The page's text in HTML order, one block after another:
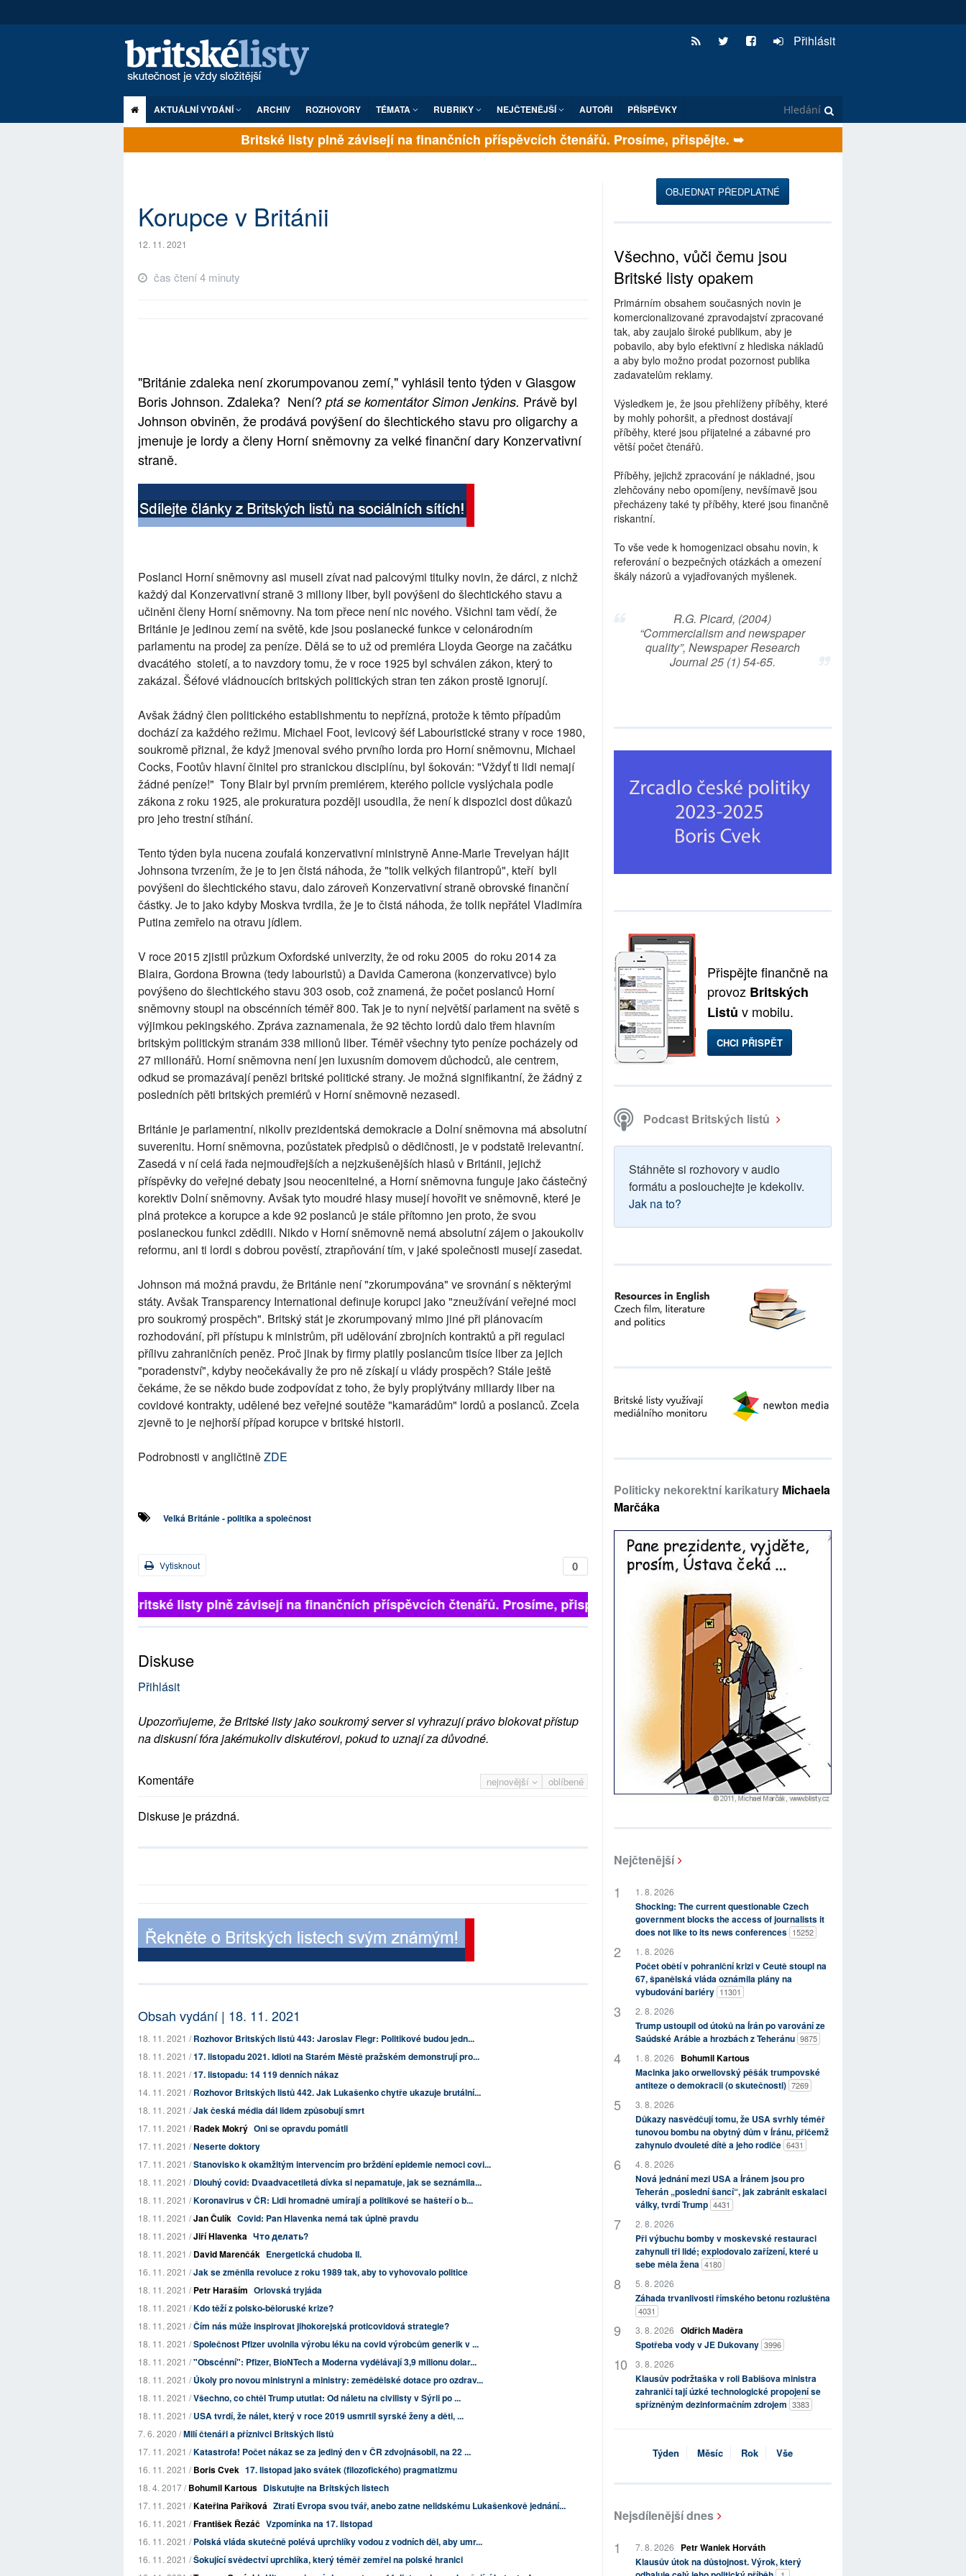
Přihlásit
AKTUÁLNÍ VYDÁNÍ ARCHIV ROZHOVORY TÉMATA RUBRIKY NEJČTENĚJŠÍ AUTOŘI PŘÍSPĚVKY
Britské listy plně závisejí na finančních příspěvcích čtenářů. Prosíme, přispějte. ➥
Korupce v Británii
12. 11. 2021
čas čtení 4 minuty
"Británie zdaleka není zkorumpovanou zemí," vyhlásil tento týden v Glasgow
Boris Johnson. Zdaleka? Není? ptá se komentátor Simon Jenkins. Právě byl
Johnson obviněn, že prodává povýšení do šlechtického stavu pro oligarchy a
jmenuje je lordy a členy Horní sněmovny za velké finanční dary Konzervativní
straně.
Poslanci Horní sněmovny asi museli zívat nad palcovými titulky novin, že dárci, z nichž
každý dal Konzervativní straně 3 miliony liber, byli povýšeni do šlechtického stavu a
učiněni členy Horní sněmovny. Na tom přece není nic nového. Všichni tam vědí, že
Británie je jedinou zemí na světě, kde jsou poslanecké funkce v celonárodním
parlamentu na prodej za peníze. Dělá se to už od premiéra Lloyda George na začátku
dvacátého století, a to navzdory tomu, že v roce 1925 byl schválen zákon, který to
zakázal. Šéfové vládnoucích britských politických stran ten zákon prostě ignorují.
Avšak žádný člen politického establishmentu to nepřízná, protože k těmto případům
dochází za každého režimu. Michael Foot, levicový šéf Labouristické strany v roce 1980,
soukromě přiznal, že když jmenoval svého prvního lorda pro Horní sněmovnu, Michael
Cocks, Footův hlavní činitel pro stranickou disciplínu, byl šokován: "Vždyť ti lidi nemají
žádné peníze!" Tony Blair byl prvním premiérem, kterého policie vyslýchala podle
zákona z roku 1925, ale prokuratura později usoudila, že není k dispozici dost důkazů
pro jeho trestní stíhání.
Tento týden byla nucena zoufalá konzervativní ministryně Anne-Marie Trevelyan hájit
Johnsona tvrzením, že je to jen čistá náhoda, že "tolik velkých filantropů", kteří byli
povýšeni do šlechtického stavu, dalo zároveň Konzervativní straně obrovské finanční
částky. Je to jako kdyby Moskva tvrdila, že je to čistá náhoda, že tolik nepřátel Vladimíra
Putina zemřelo na otravu jídlem.
V roce 2015 zjistil průzkum Oxfordské univerzity, že od roku 2005 do roku 2014 za
Blaira, Gordona Browna (tedy labouristů) a Davida Camerona (konzervativce) bylo
povýšeno do šlechtického stavu 303 osob, což znamená, že počet poslanců Horní
sněmovny stoupl na obscénních téměř 800. Tak je to nyní největší parlament na světě s
výjimkou pekingského. Zpráva zaznamenala, že 92 těchto lordů dalo třem hlavním
britským politickým stranám 338 milionů liber. Téměř všechny tyto peníze pocházely od
27 milionářů. Horní sněmovna není jen luxusním domovem důchodců, ale centrem,
odkud se promazávají penězi britské politické strany. Je možná signifikantní, že žádný z
posledních pěti britských premiérů v Horní sněmovně nezasedl.
Británie je parlamentní, nikoliv prezidentská demokracie a Dolní sněmovna má absolutní
suverenitu. Horní sněmovna, pozůstatek předpisů o dědičnosti, je v podstatě irelevantní.
Zasedá v ní celá řada nejmoudřejších a nejzkušenějších hlasů v Británii, jejichž
příspěvky do veřejné debaty jsou neocenitelné, a Horní sněmovna funguje jako částečný
korektiv Dolní sněmovny. Avšak tyto moudré hlasy musejí hovořit ve sněmovně, které je
plná protekce a korupce a kde 92 poslanců je stále přítomno jen proto, že svou
poslaneckou funkci zdědili. Nikdo v Horní sněmovně nemá absolutní zájem o jakoukoliv
reformu, ani ti lordi s dobrou pověstí, ztrapňování tím, v jaké společnosti musejí zasedat.
Johnson má možná pravdu, že Británie není "zkorumpována" ve srovnání s některými
státy. Avšak Transparency International definuje korupci jako "zneužívání veřejné moci
pro soukromý prospěch". Britský stát je zkorumpovaný mimo jiné při plánovacím
rozhodování, při přístupu k ministrům, při udělování zbrojních kontraktů a při regulaci
přílivu zahraničních peněz. Proč jinak by firmy platily poslancům tisíce liber za jejich
"poradenství", kdyby neočekávaliy že pro ně získají u vlády prospěch? Stále ještě
čekáme, že se někdo bude zodpovídat z toho, že byly proplýtvány miliardy liber na
covidové kontrakty, udělené bez veřejné soutěže "kamarádům" lordů a poslanců. Zcela
zjevně to je nejhorší případ korupce v britské historii.
Podrobnosti v angličtiněZDE
Velká Británie - politika a společnost
0
Vytisknout
Britské listy plně závisejí na finančních příspěvcích čtenářů. Prosíme, přispějte. ➥
Diskuse
Přihlásit
Upozorňujeme, že Britské listy jako soukromý server si vyhrazují právo blokovat přístup
na diskusní fóra jakémukoliv diskutérovi, pokud to uznají za důvodné.
nejnovější oblíbené
Komentáře
Diskuse je prázdná.
Obsah vydání | 18. 11. 2021
18. 11. 2021 /Rozhovor Britských listů 443: Jaroslav Flegr: Politikové budou jedn...
18. 11. 2021 /17. listopadu 2021. Idioti na Starém Městě pražském demonstrují pro...
18. 11. 2021 /17. listopadu: 14 119 denních nákaz
14. 11. 2021 /Rozhovor Britských listů 442. Jak Lukašenko chytře ukazuje brutální...
18. 11. 2021 /Jak česká média dál lidem způsobují smrt
17. 11. 2021 /Radek Mokrý Oni se opravdu pomátli
17. 11. 2021 /Neserte doktory
17. 11. 2021 /Stanovisko k okamžitým intervencím pro brždění epidemie nemoci covi...
18. 11. 2021 /Dlouhý covid: Dvaadvacetiletá dívka si nepamatuje, jak se seznámila...
18. 11. 2021 /Koronavirus v ČR: Lidi hromadně umírají a politikové se hašteří o b...
18. 11. 2021 /Jan Čulík Covid: Pan Hlavenka nemá tak úplně pravdu
18. 11. 2021 /Jiří Hlavenka Что делать?
18. 11. 2021 /David Marenčák Energetická chudoba II.
16. 11. 2021 /Jak se změnila revoluce z roku 1989 tak, aby to vyhovovalo politice
18. 11. 2021 /Petr Haraším Orlovská tryjáda
18. 11. 2021 /Kdo těží z polsko-běloruské krize?
18. 11. 2021 /Čím nás může inspirovat jihokorejská proticovidová strategie?
18. 11. 2021 /Společnost Pfizer uvolnila výrobu léku na covid výrobcům generik v ...
18. 11. 2021 /"Obscénní": Pfizer, BioNTech a Moderna vydělávají 3,9 milionu dolar...
18. 11. 2021 /Úkoly pro novou ministryni a ministry: zemědělské dotace pro ozdrav...
18. 11. 2021 /Všechno, co chtěl Trump ututlat: Od náletu na civilisty v Sýrii po ...
18. 11. 2021 /USA tvrdí, že nálet, který v roce 2019 usmrtil syrské ženy a děti, ...
7. 6. 2020 /Milí čtenáři a příznivci Britských listů
17. 11. 2021 /Katastrofa! Počet nákaz se za jediný den v ČR zdvojnásobil, na 22 ...
16. 11. 2021 /Boris Cvek 17. listopad jako svátek (filozofického) pragmatizmu
18. 4. 2017 /Bohumil Kartous Diskutujte na Britských listech
17. 11. 2021 /Kateřina Paříková Ztratí Evropa svou tvář, anebo zatne nelidskému Lukašenkově jednání...
16. 11. 2021 /František Řezáč Vzpomínka na 17. listopad
16. 11. 2021 /Polská vláda skutečně polévá uprchlíky vodou z vodních děl, aby umr...
16. 11. 2021 /Šokující svědectví uprchlíka, který téměř zemřel na polské hranici
OBJEDNAT PŘEDPLATNÉ
Všechno, vůči čemu jsou
Britské listy opakem
Primárním obsahem současných novin je
komercionalizované zpravodajství zpracované
tak, aby zaujalo široké publikum, aby je
pobavilo, aby bylo efektivní z hlediska nákladů
a aby bylo možno prodat pozornost publika
zadavatelům reklamy.
Výsledkem je, že jsou přehlíženy příběhy, které
by mohly pohoršit, a přednost dostávají
příběhy, které jsou přijatelné a zábavné pro
větší počet čtenářů.
Příběhy, jejichž zpracování je nákladné, jsou
zlehčovány nebo opomíjeny, nevšímavě jsou
přecházeny také ty příběhy, které jsou finančně
riskantní.
To vše vede k homogenizaci obsahu novin, k
referování o bezpečných otázkách a omezení
škály názorů a vyjadřovaných myšlenek.
R.G. Picard, (2004)
“Commercialism and newspaper
quality”, Newspaper Research
Journal 25 (1) 54-65.
Přispějte finančně na
provoz Britských
Listů v mobilu.
CHCI PŘISPĚT
Podcast Britských listů
Stáhněte si rozhovory v audio
formátu a poslouchejte je kdekoliv.
Jak na to?
Politicky nekorektní karikatury Michaela
Marčáka
Nejčtenější
1. 8. 2026
Shocking: The current questionable Czech
government blocks the access of journalists it
does not like to its news conferences 15252
1. 8. 2026
Počet obětí v pohraniční krizi v Ceutě stoupl na
67, španělská vláda oznámila plány na
vybudování bariéry 11301
2. 8. 2026
Trump ustoupil od útoků na Írán po varování ze
Saúdské Arábie a hrozbách z Teheránu 9875
1. 8. 2026
Bohumil Kartous
Macinka jako orwellovský pěšák trumpovské
antiteze o demokracii (o skutečnosti) 7269
3. 8. 2026
Důkazy nasvědčují tomu, že USA svrhly téměř
tunovou bombu na obytný dům v Íránu, přičemž
zahynulo dvouleté dítě a jeho rodiče 6431
4. 8. 2026
Nová jednání mezi USA a Íránem jsou pro
Teherán „poslední šancí“, jak zabránit eskalaci
války, tvrdí Trump 4431
2. 8. 2026
Při výbuchu bomby v moskevské restauraci
zahynuli tři lidé; explodovalo zařízení, které u
sebe měla žena 4180
5. 8. 2026
Záhada trvanlivosti římského betonu rozluštěna
4031
3. 8. 2026 Oldřich Maděra
Spotřeba vody v JE Dukovany 3996
3. 8. 2026
Klausův podržtaška v roli Babišova ministra
zahraničí tají úzké technologické propojení se
spřízněným dezinformačním zdrojem 3383
Týden Měsíc Rok Vše
Nejsdílenější dnes
7. 8. 2026
Petr Waniek Horváth
Klausův útok na důstojnost. Výrok, který